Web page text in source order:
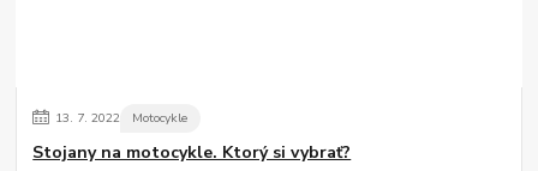
13. 7. 2022 Motocykle
Stojany na motocykle. Ktorý si vybrať?